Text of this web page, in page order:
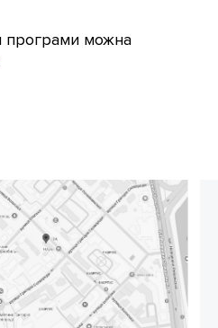
програми можна